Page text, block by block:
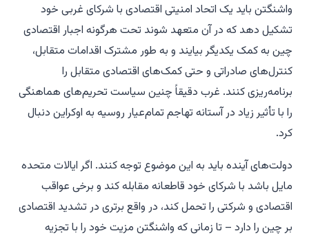
واشنگتن باید یک اتحاد امنیتی اقتصادی با شرکای غربی خود
تشکیل دهد که در آن متعهد شوند تحت هرگونه اجبار اقتصادی
چین به کمک یکدیگر بیایند و به طور مشترک اقدامات متقابل،
کنترل‌های صادراتی و حتی کمک‌های اقتصادی متقابل را
برنامه‌ریزی کنند. غرب دقیقاً چنین سیاست تحریم‌های هماهنگی
را با تأثیر زیاد در آستانه تهاجم تمام‌عیار روسیه به اوکراین دنبال
کرد.
دولت‌های آینده باید به این موضوع توجه کنند. اگر ایالات متحده
مایل باشد با شرکای خود قاطعانه مقابله کند و برخی عواقب
اقتصادی و شرکتی را تحمل کند، در واقع برتری در تشدید اقتصادی
بر چین را دارد – تا زمانی که واشنگتن مزیت خود را با تجزیه